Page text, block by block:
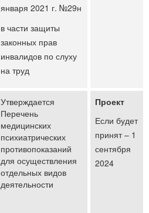
января 2021 г. №29н
в части защиты
законных прав
инвалидов по слуху
на труд
Утверждается
Перечень
медицинских
психиатрических
противопоказаний
для осуществления
отдельных видов
деятельности
Проект
Если будет
принят – 1
сентября
2024